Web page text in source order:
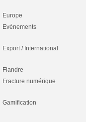
Europe
Evénements
Export / International
Flandre
Fracture numérique
Gamification